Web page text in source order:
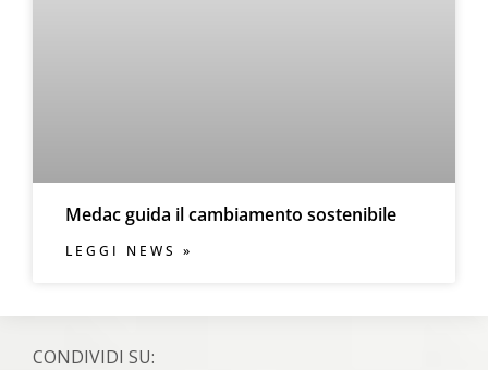
CONDIVIDI SU:
Medac guida il cambiamento sostenibile
LEGGI NEWS »